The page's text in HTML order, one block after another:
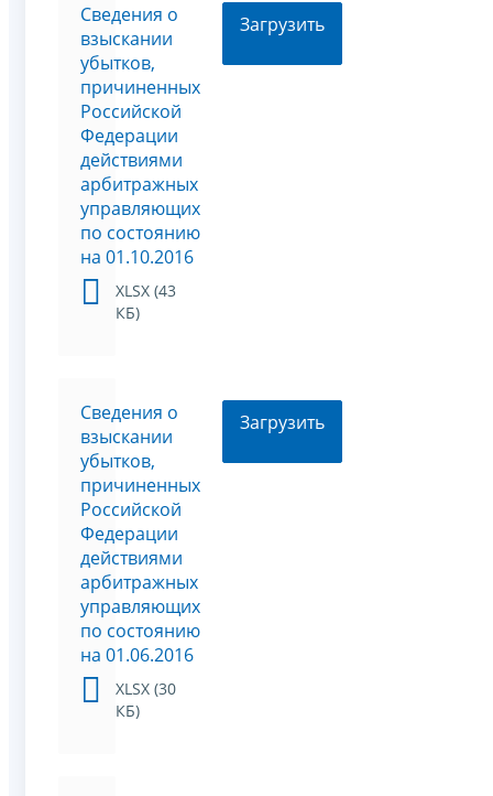
Сведения о
взыскании
убытков,
причиненных
Российской
Федерации
действиями
арбитражных
управляющих
по состоянию
на 01.10.2016
XLSX (43
КБ)
Загрузить
Сведения о
взыскании
убытков,
причиненных
Российской
Федерации
действиями
арбитражных
управляющих
по состоянию
на 01.06.2016
XLSX (30
КБ)
Загрузить